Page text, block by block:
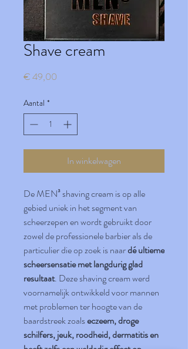
Shave cream
€ 49,00
Aantal *
In winkelwagen
De MEN³ shaving cream is op alle
gebied uniek in het segment van
scheerzepen en wordt gebruikt door
zowel de professionele barbier als de
particulier die op zoek is naardé ultieme
scheersensatie met langdurig glad
resultaat. Deze shaving cream werd
voornamelijk ontwikkeld voor mannen
met problemen ter hoogte van de
baardstreek zoalseczeem, droge
schilfers, jeuk, roodheid, dermatitis en